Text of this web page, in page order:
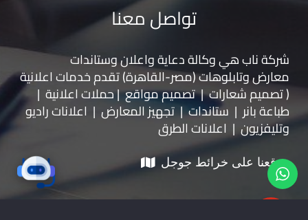
تواصل معنا
شركة ناب هي وكالة دعاية واعلان وستاندات
معارضوتابلوهات(مصر-القاهرة) تقدم خدمات اعلانية
( تصميم شعارات | تصميم مواقع | حملات اعلانية |
طباعة بانر | ستاندات | تجهيز المعارض | اعلانات راديو
وتليفزيون | اعلانات الطرق
موقعنا على خرائط جوجل